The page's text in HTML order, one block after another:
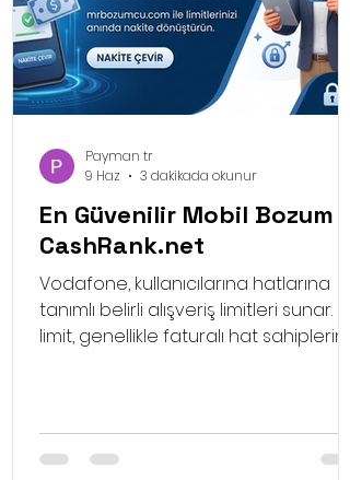
En Güvenilir Mobil Bozum :
CashRank.net
Vodafone, kullanıcılarına hatlarına
tanımlı belirli alışveriş limitleri sunar. Bu
limit, genellikle faturalı hat sahiplerinin
yapmalarına olanak tanır.
Payman tr
9 Haz
3 dakikada okunur